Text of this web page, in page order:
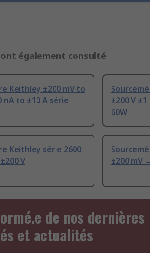
également consulté
Keithley ±200 mV to
nA to ±10 A série
±200 V
60W
Keithley série 2600
V
±200 mV
de nos dernières
et actualités